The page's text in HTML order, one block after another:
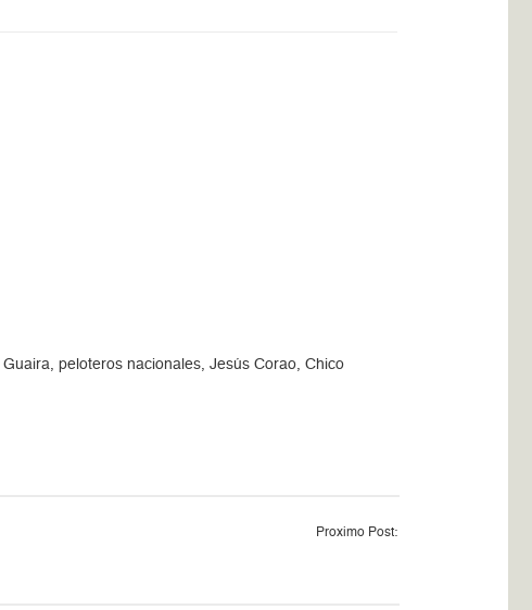
peloteros nacionales, Jesús Corao, Chico
Proximo Post: